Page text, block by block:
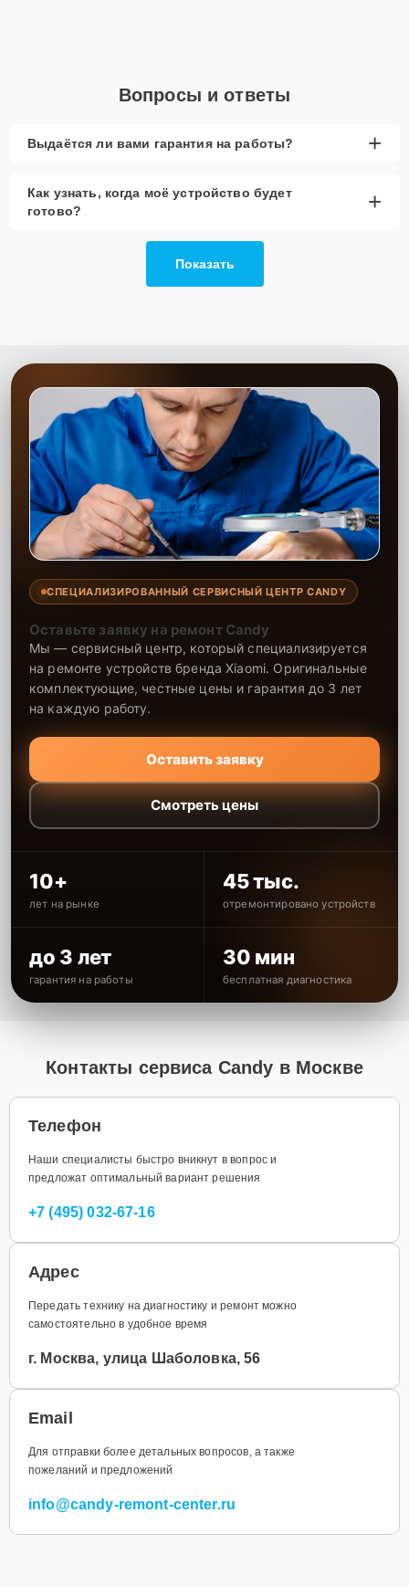
диагностику и замену.
сервиса
Низкие цены и скидки— предлагаем выгодные
условия для ремонта.
Срочный ремонт— электросхема будет
заменена в кратчайшие сроки.
Доставка и выезд— предоставляем услуги
на выполненные работы.
Сервисный центр обеспечивает надежный и качественный ремонт
с гарантией на все выполненные работы и используемые
запчасти. Мы используем только оригинальные детали или
проверенные аналоги, чтобы ваша техника продолжала работать
без перебоев. Мастера обладают необходимым опытом для
выполнения даже самых сложных ремонтов, а замена
электросхемы проводится с соблюдением всех стандартов.
Вопросы и ответы
Выдаётся ли вами гарантия на работы? +
Как узнать, когда моё устройство будет
готово?
+
Показать
СПЕЦИАЛИЗИРОВАННЫЙ СЕРВИСНЫЙ ЦЕНТР CANDY
Оставьте заявку на ремонт Candy
Мы — сервисный центр, который специализируется
на ремонте устройств бренда Xiaomi. Оригинальные
комплектующие, честные цены и гарантия до 3 лет
на каждую работу.
Оставить заявку
Смотреть цены
10+
лет на рынке
45 тыс.
отремонтировано устройств
до 3 лет
гарантия на работы
30 мин
бесплатная диагностика
Контакты сервиса Candy в Москве
Телефон
Наши специалисты быстро вникнут в вопрос и
предложат оптимальный вариант решения
+7 (495) 032-67-16
Адрес
Передать технику на диагностику и ремонт можно
самостоятельно в удобное время
г. Москва, улица Шаболовка, 56
Email
Для отправки более детальных вопросов, а также
пожеланий и предложений
info@candy-remont-center.ru